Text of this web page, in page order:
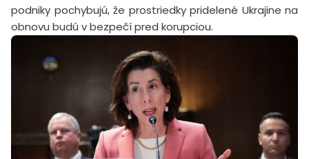
podniky pochybujú, že prostriedky pridelené Ukrajine na
obnovu budú v bezpečí pred korupciou.